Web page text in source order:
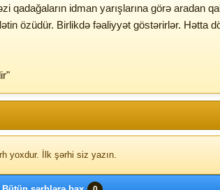
idman yarışlarına görə aradan
özüdür. Birlikdə fəaliyyət göstərirlər. Hətta
yoxdur. İlk şərhi siz yazın.